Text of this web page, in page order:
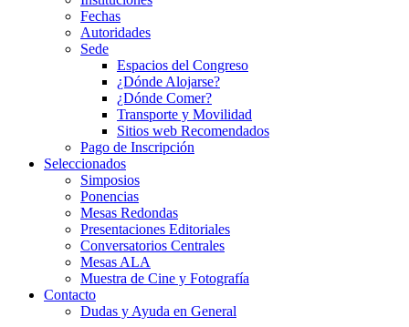
Fechas
Autoridades
Sede
Espacios del Congreso
¿Dónde Alojarse?
¿Dónde Comer?
Transporte y Movilidad
Sitios web Recomendados
Pago de Inscripción
Seleccionados
Simposios
Ponencias
Mesas Redondas
Presentaciones Editoriales
Conversatorios Centrales
Mesas ALA
Muestra de Cine y Fotografía
Contacto
Dudas y Ayuda en General